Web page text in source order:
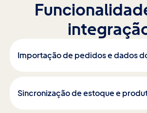
Importação de pedidos e dados
Sincronização de estoque e